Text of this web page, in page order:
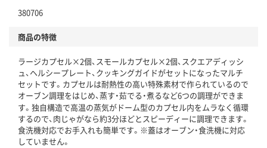
380706
商品の特徴
ラージカプセル×2個、スモールカプセル×2個、スクエアディッシ
ュ、ヘルシープレート、クッキングガイドがセットになったマルチ
セットです。カプセルは耐熱性の高い特殊素材で作られているので
オーブン調理をはじめ、蒸す・茹でる・煮るなど6つの調理ができま
す。独自構造で高温の蒸気がドーム型のカプセル内をムラなく循環
するので、肉じゃがなら約3分ほどとスピーディーに調理できます。
食洗機対応でお手入れも簡単です。※蓋はオーブン・食洗機に対応
していません。